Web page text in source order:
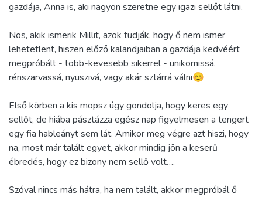
gazdája, Anna is, aki nagyon szeretne egy igazi sellőt látni.
Nos, akik ismerik Millit, azok tudják, hogy ő nem ismer
lehetetlent, hiszen előző kalandjaiban a gazdája kedvéért
megpróbált - több-kevesebb sikerrel - unikornissá,
rénszarvassá, nyuszivá, vagy akár sztárrá válni😊
Első körben a kis mopsz úgy gondolja, hogy keres egy
sellőt, de hiába pásztázza egész nap figyelmesen a tengert
egy fia hableányt sem lát. Amikor meg végre azt hiszi, hogy
na, most már talált egyet, akkor mindig jön a keserű
ébredés, hogy ez bizony nem sellő volt….
Szóval nincs más hátra, ha nem talált, akkor megpróbál ő